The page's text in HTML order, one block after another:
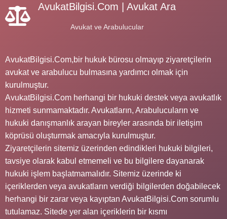
AvukatBilgisi.Com | Avukat Ara
Avukat ve Arabulucular
AvukatBilgisi.Com,bir hukuk bürosu olmayıp ziyaretçilerin
avukat ve arabulucu bulmasına yardımcı olmak için
kurulmuştur.
AvukatBilgisi.Com herhangi bir hukuki destek veya avukatlık
hizmeti sunmamaktadır. Avukatların, Arabulucuların ve
hukuki danışmanlık arayan bireyler arasında bir iletişim
köprüsü oluşturmak amacıyla kurulmuştur.
Ziyaretçilerin sitemiz üzerinden edindikleri hukuki bilgileri,
tavsiye olarak kabul etmemeli ve bu bilgilere dayanarak
hukuki işlem başlatmamalıdır. Sitemiz üzerinde ki
içeriklerden veya avukatların verdiği bilgilerden doğabilecek
herhangi bir zarar veya kayıptan AvukatBilgisi.Com sorumlu
tutulamaz. Sitede yer alan içeriklerin bir kısmı